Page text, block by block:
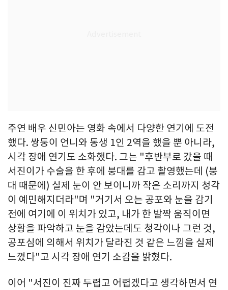
주연 배우 신민아는 영화 속에서 다양한 연기에 도전
했다. 쌍둥이 언니와 동생 1인 2역을 했을 뿐 아니라,
시각 장애 연기도 소화했다. 그는 "후반부로 갔을 때
서진이가 수술을 한 후에 붕대를 감고 촬영했는데 (붕
대 때문에) 실제 눈이 안 보이니까 작은 소리까지 청각
이 예민해지더라"며 "거기서 오는 공포와 눈을 감기
전에 여기에 이 위치가 있고, 내가 한 발짝 움직이면
상황을 파악하고 눈을 감았는데도 청각이나 그런 것,
공포심에 의해서 위치가 달라진 것 같은 느낌을 실제
느꼈다"고 시각 장애 연기 소감을 밝혔다.
이어 "서진이 진짜 두렵고 어렵겠다고 생각하면서 연